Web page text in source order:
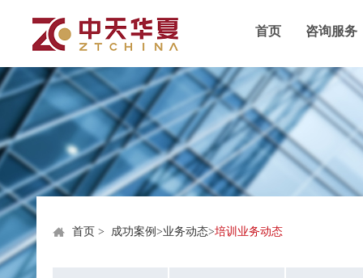
首页 咨询服务
首页 > 成功案例 >业务动态>培训业务动态